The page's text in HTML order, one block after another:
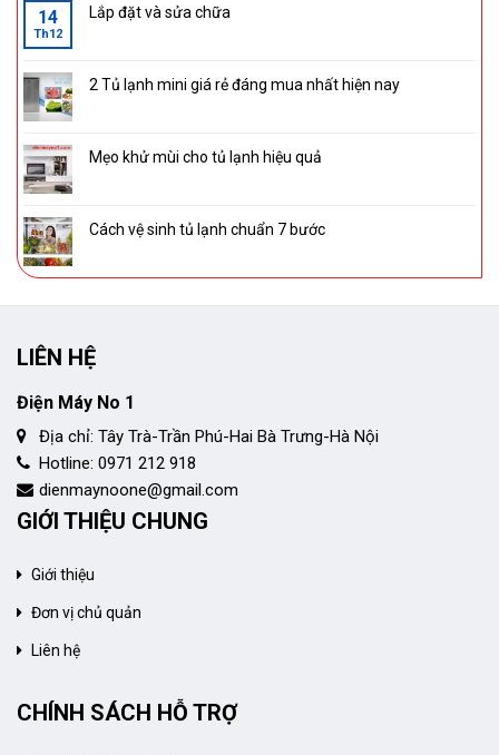
14
Th12
Lắp đặt và sửa chữa
2 Tủ lạnh mini giá rẻ đáng mua nhất hiện nay
Mẹo khử mùi cho tủ lạnh hiệu quả
Cách vệ sinh tủ lạnh chuẩn 7 bước
LIÊN HỆ
Điện Máy No 1
Địa chỉ: Tây Trà-Trần Phú-Hai Bà Trưng-Hà Nội
Hotline: 0971 212 918
dienmaynoone@gmail.com
GIỚI THIỆU CHUNG
Giới thiệu
Đơn vị chủ quản
Liên hệ
CHÍNH SÁCH HỖ TRỢ